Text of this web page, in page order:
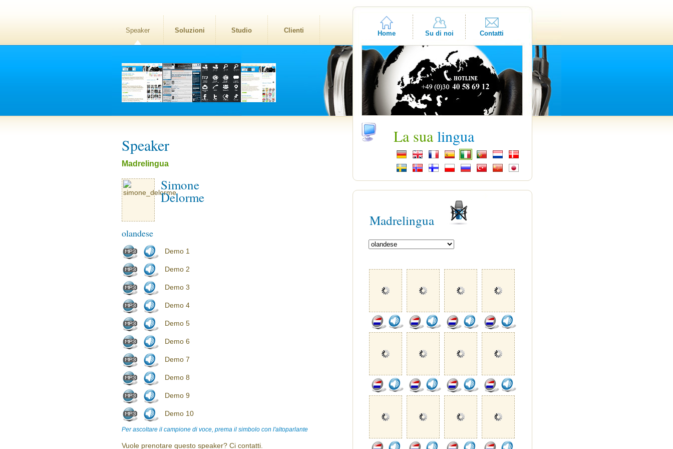
Speaker Soluzioni Studio Clienti Home Su di noi Contatti
Speaker
Madrelingua
Simone
Delorme
olandese
Demo 1
Demo 2
Demo 3
Demo 4
Demo 5
Demo 6
Demo 7
Demo 8
Demo 9
Demo 10
Per ascoltare il campione di voce, prema il simbolo con l'altoparlante
Vuole prenotare questo speaker? Ci contatti.
La sualingua
Madrelingua